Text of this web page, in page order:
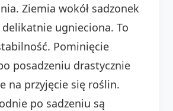
Ziemia wokół sadzonek
ugnieciona. To
Pominięcie
posadzeniu drastycznie
na przyjęcie się roślin.
po sadzeniu są